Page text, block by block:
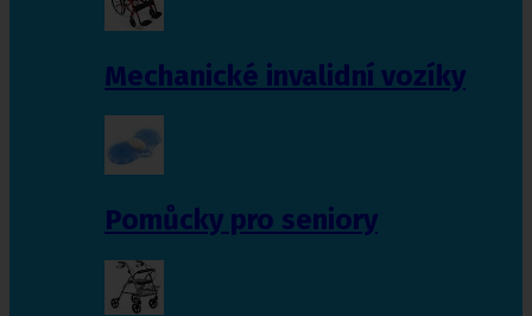
Mechanické invalidní vozíky
Pomůcky pro seniory